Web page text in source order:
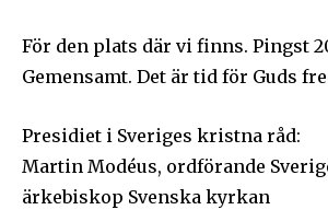
För den plats där vi finns. Pingst
Gemensamt. Det är tid för Guds
Presidiet i Sveriges kristna råd:
Martin Modéus, ordförande
ärkebiskop Svenska kyrkan